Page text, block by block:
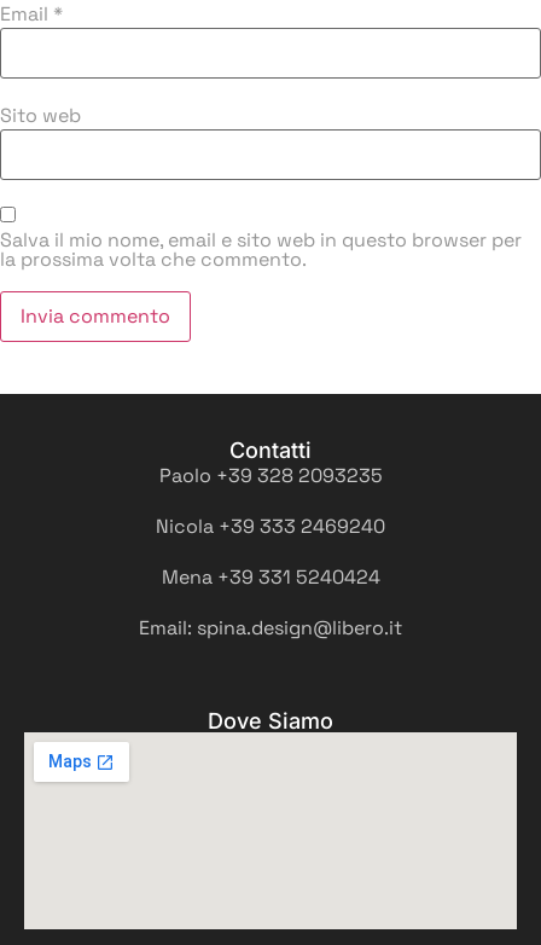
Email *
Sito web
Salva il mio nome, email e sito web in questo browser per
la prossima volta che commento.
Dove Siamo
Contatti
Paolo +39 328 2093235
Nicola +39 333 2469240
Mena +39 331 5240424
Email: spina.design@libero.it